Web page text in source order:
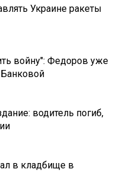
Украине ракеты
войну": Федоров уже
водитель погиб,
в кладбище в